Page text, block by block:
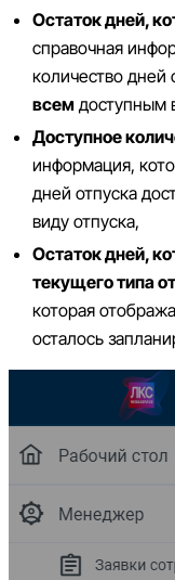
Остаток дней,
справочная
количество дней
всем доступным
Доступное
информация,
дней отпуска
виду отпуска,
Остаток дней,
текущего типа
которая
осталось